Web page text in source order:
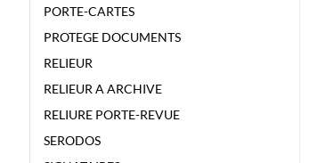
PORTE-CARTES
PROTEGE DOCUMENTS
RELIEUR
RELIEUR A ARCHIVE
RELIURE PORTE-REVUE
SERODOS